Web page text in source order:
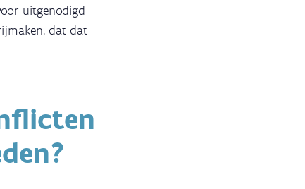
uitgenodigd
dat dat